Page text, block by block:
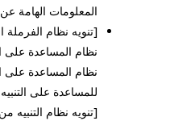
المعلومات الهامة عن
[تنويه نظام الفرملة
نظام المساعدة على
نظام المساعدة على
للمساعدة على التنبيه
[تنويه نظام التنبيه